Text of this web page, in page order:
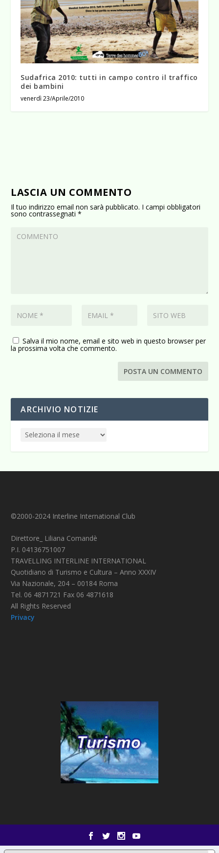
Sudafrica 2010: tutti in campo contro il traffico
dei bambini
venerdì 23/Aprile/2010
LASCIA UN COMMENTO
Il tuo indirizzo email non sarà pubblicato. I campi obbligatori
sono contrassegnati*
Salva il mio nome, email e sito web in questo browser per
la prossima volta che commento.
ARCHIVIO NOTIZIE
©2000-2024 Interline International Club
Direttore_ Liliana Comandè
P.I. 04136751007
TRAVELLING INTERLINE INTERNATIONAL
Quotidiano di Turismo e Cultura – Anno XXXIV
Via Nazionale, 204 – 00184 Roma
Tel. 06 4871721 Fax 06 4871618
All Rights Reserved
Privacy